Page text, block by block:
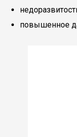
повышенное